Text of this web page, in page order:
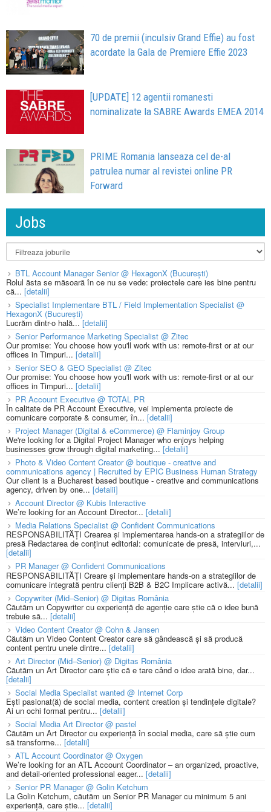
70 de premii (inculsiv Grand Effie) au fost
acordate la Gala de Premiere Effie 2023
[UPDATE] 12 agentii romanesti
nominalizate la SABRE Awards EMEA 2014
PRIME Romania lanseaza cel de-al
patrulea numar al revistei online PR
Forward
Jobs
BTL Account Manager Senior @ HexagonX (București)
Rolul ăsta se măsoară în ce nu se vede: proiectele care ies bine pentru
că... [detalii]
Specialist Implementare BTL / Field Implementation Specialist @
HexagonX (București)
Lucrăm dintr-o hală...[detalii]
Senior Performance Marketing Specialist @ Zitec
Our promise: You choose how you'll work with us: remote-first or at our
offices in Timpuri... [detalii]
Senior SEO & GEO Specialist @ Zitec
Our promise: You choose how you'll work with us: remote-first or at our
offices in Timpuri... [detalii]
PR Account Executive @ TOTAL PR
În calitate de PR Account Executive, vei implementa proiecte de
comunicare corporate & consumer, în... [detalii]
Project Manager (Digital & eCommerce) @ Flaminjoy Group
We're looking for a Digital Project Manager who enjoys helping
businesses grow through digital marketing... [detalii]
Photo & Video Content Creator @ boutique - creative and
communications agency | Recruited by EPIC Business Human Strategy
Our client is a Bucharest based boutique - creative and communications
agency, driven by one... [detalii]
Account Director @ Kubis Interactive
We’re looking for an Account Director... [detalii]
Media Relations Specialist @ Confident Communications
RESPONSABILITĂȚI Crearea și implementarea hands-on a strategiilor de
presă Redactarea de conținut editorial: comunicate de presă, interviuri,...
[detalii]
PR Manager @ Confident Communications
RESPONSABILITĂȚI Creare și implementare hands-on a strategiilor de
comunicare integrată pentru clienți B2B & B2C Implicare activă... [detalii]
Copywriter (Mid–Senior) @ Digitas România
Căutăm un Copywriter cu experiență de agenție care știe că o idee bună
trebuie să... [detalii]
Video Content Creator @ Cohn & Jansen
Căutăm un Video Content Creator care să gândească și să producă
content pentru unele dintre... [detalii]
Art Director (Mid–Senior) @ Digitas România
Căutăm un Art Director care știe că e tare când o idee arată bine, dar...
[detalii]
Social Media Specialist wanted @ Internet Corp
Ești pasionat(ă) de social media, content creation și tendințele digitale?
Ai un ochi format pentru... [detalii]
Social Media Art Director @ pastel
Căutăm un Art Director cu experiență în social media, care să știe cum
să transforme... [detalii]
ATL Account Coordinator @ Oxygen
We’re looking for an ATL Account Coordinator – an organized, proactive,
and detail-oriented professional eager... [detalii]
Senior PR Manager @ Golin Ketchum
La Golin Ketchum, căutăm un Senior PR Manager cu minimum 5 ani
experiență, care știe... [detalii]